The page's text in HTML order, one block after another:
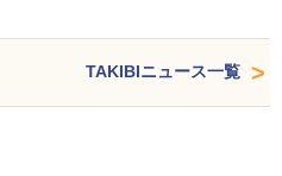
TAKIBIニュース一覧